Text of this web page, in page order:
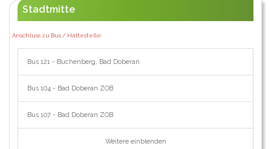
Stadtmitte
Anschluss zu Bus / Haltestelle:
Bus 121 - Buchenberg, Bad Doberan
Bus 104 - Bad Doberan ZOB
Bus 107 - Bad Doberan ZOB
Weitere einblenden